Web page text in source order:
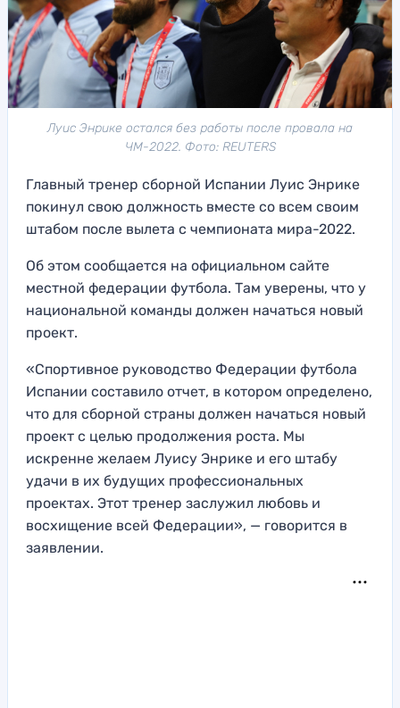
Луис Энрике остался без работы после провала на
ЧМ-2022. Фото: REUTERS
Главный тренер сборной Испании Луис Энрике
покинул свою должность вместе со всем своим
штабом после вылета с чемпионата мира-2022.
Об этом сообщается на официальном сайте
местной федерации футбола. Там уверены, что у
национальной команды должен начаться новый
проект.
«Спортивное руководство Федерации футбола
Испании составило отчет, в котором определено,
что для сборной страны должен начаться новый
проект с целью продолжения роста. Мы
искренне желаем Луису Энрике и его штабу
удачи в их будущих профессиональных
проектах. Этот тренер заслужил любовь и
восхищение всей Федерации», — говорится в
заявлении.